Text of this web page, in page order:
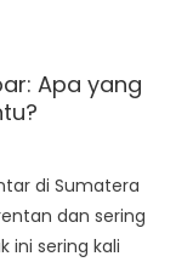
Apa yang
di Sumatera
dan sering
ini sering kali